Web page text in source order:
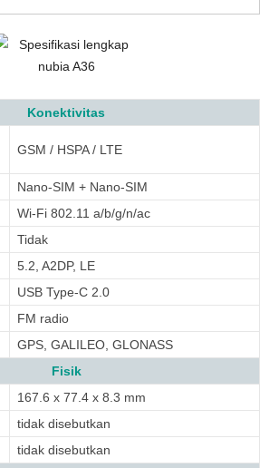
Konektivitas
GSM / HSPA / LTE
Nano-SIM + Nano-SIM
Wi-Fi 802.11 a/b/g/n/ac
Tidak
5.2, A2DP, LE
USB Type-C 2.0
FM radio
GPS, GALILEO, GLONASS
Fisik
167.6 x 77.4 x 8.3 mm
tidak disebutkan
tidak disebutkan